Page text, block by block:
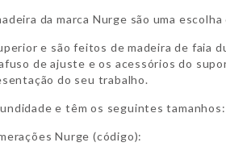
da marca Nurge são uma
e são feitos de madeira de faia
de ajuste e os acessórios do
do seu trabalho.
e têm os seguintes tamanhos:
Nurge (código):